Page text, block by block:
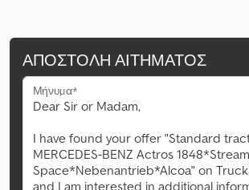
ΑΠΟΣΤΟΛΉ ΑΙΤΉΜΑΤΟΣ
Μήνυμα*